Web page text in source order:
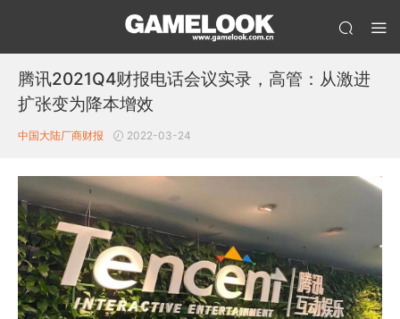
腾讯2021Q4财报电话会议实录，高管：从激进
扩张变为降本增效
中国大陆厂商财报 2022-03-24